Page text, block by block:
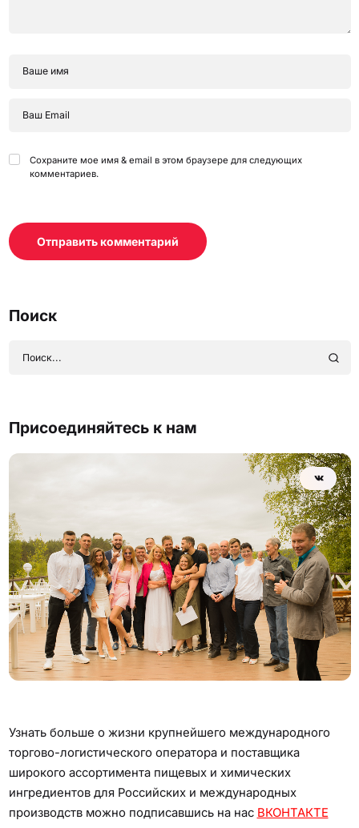
Сохраните мое имя & email в этом браузере для следующих
комментариев.
Отправить комментарий
Поиск
Присоединяйтесь к нам
Узнать больше о жизни крупнейшего международного
торгово-логистического оператора и поставщика
широкого ассортимента пищевых и химических
ингредиентов для Российских и международных
производств можно подписавшись на нас ВКОНТАКТЕ